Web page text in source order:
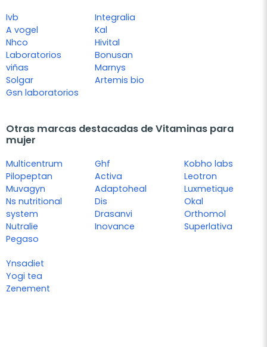
Ivb
A vogel
Nhco
Laboratorios
viñas
Solgar
Gsn laboratorios
Integralia
Kal
Hivital
Bonusan
Marnys
Artemis bio
Otras marcas destacadas de Vitaminas para
mujer
Multicentrum
Pilopeptan
Muvagyn
Ns nutritional
system
Nutralie
Pegaso
Ghf
Activa
Adaptoheal
Dis
Drasanvi
Inovance
Kobho labs
Leotron
Luxmetique
Okal
Orthomol
Superlativa
Ynsadiet
Yogi tea
Zenement